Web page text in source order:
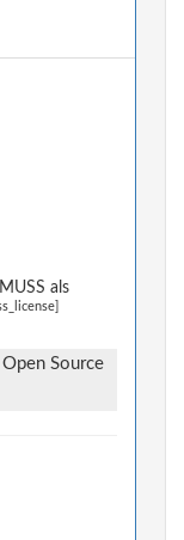
als
Source